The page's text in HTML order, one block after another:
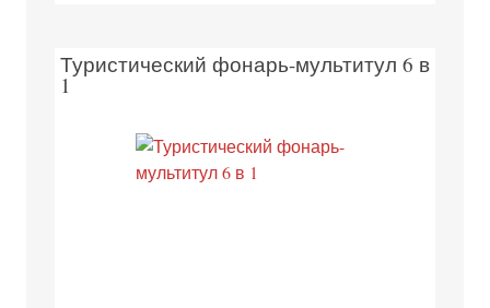
Туристический фонарь-мультитул 6 в
1